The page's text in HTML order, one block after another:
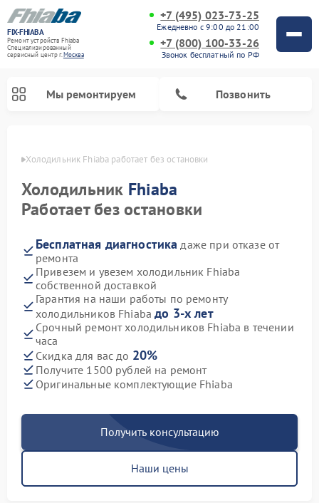
FIX-FHIABA
Ремонт устройств Fhiaba
Специализированный
cервисный центр г.Москва
+7 (495) 023-73-25
Ежедневно с 9:00 до 21:00
+7 (800) 100-33-26
Звонок бесплатный по РФ
Мы ремонтируем Позвонить
Холодильник Fhiaba работает без остановки
Холодильник Fhiaba
Работает без остановки
Бесплатная диагностика даже при отказе от
ремонта
Привезем и увезем холодильник Fhiaba
собственной доставкой
Гарантия на наши работы по ремонту
холодильников Fhiabaдо 3-х лет
Срочный ремонт холодильников Fhiaba в течении
часа
Скидка для вас до 20%
Получите 1500 рублей на ремонт
Оригинальные комплектующие Fhiaba
Получить консультацию
Наши цены